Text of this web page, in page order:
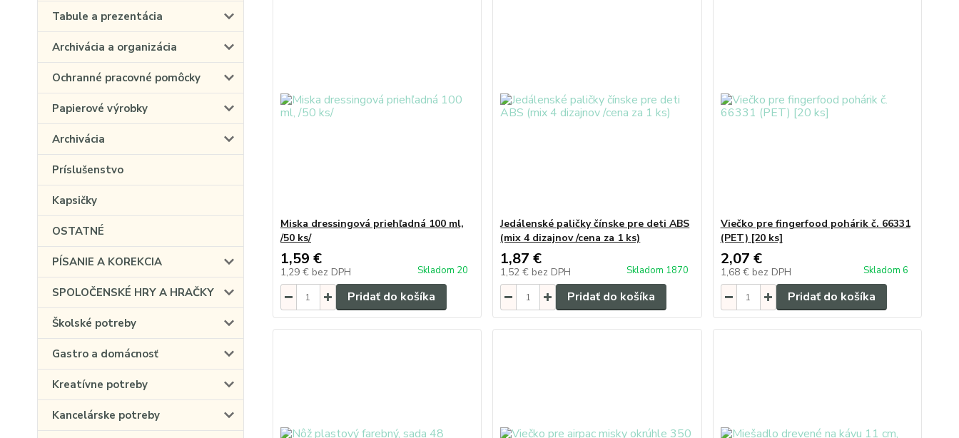
Tabule a prezentácia
Archivácia a organizácia
Ochranné pracovné pomôcky
Papierové výrobky
Archivácia
Príslušenstvo
Kapsičky
OSTATNÉ
PÍSANIE A KOREKCIA
SPOLOČENSKÉ HRY A HRAČKY
Školské potreby
Gastro a domácnosť
Kreatívne potreby
Kancelárske potreby
Miska dressingová priehľadná 100 ml,
/50 ks/
1,59 €
1,29 € bez DPH Skladom 20
Pridať do košíka
Jedálenské paličky čínske pre deti ABS
(mix 4 dizajnov /cena za 1 ks)
1,87 €
1,52 € bez DPH Skladom 1870
Pridať do košíka
Viečko pre fingerfood pohárik č. 66331
(PET) [20 ks]
2,07 €
1,68 € bez DPH Skladom 6
Pridať do košíka